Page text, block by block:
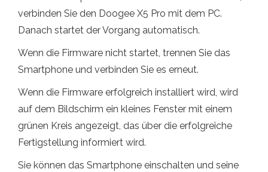
verbinden Sie den Doogee X5 Pro mit dem PC.
Danach startet der Vorgang automatisch.
Wenn die Firmware nicht startet, trennen Sie das
Smartphone und verbinden Sie es erneut.
Wenn die Firmware erfolgreich installiert wird, wird
auf dem Bildschirm ein kleines Fenster mit einem
grünen Kreis angezeigt, das über die erfolgreiche
Fertigstellung informiert wird.
Sie können das Smartphone einschalten und seine